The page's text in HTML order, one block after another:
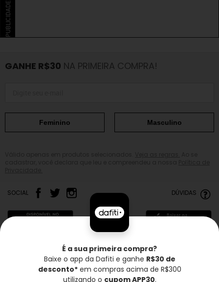
PUBLICIDADE
GANHE R$30 NA PRIMEIRA COMPRA!
Feminino Masculino
SOCIAL DÚVIDAS
Frete grátis* Troca grátis Entrega rápida
É a sua primeira compra?
Baixe o app da Dafiti e ganhe R$30 de
desconto*em compras acima de R$300
utilizando o cupom APP30.